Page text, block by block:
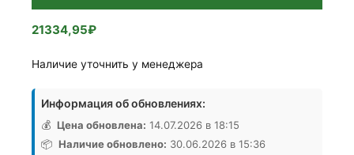
21334,95₽
Наличие уточнить у менеджера
Информация об обновлениях:
💰 Цена обновлена: 14.07.2026 в 18:15
📦 Наличие обновлено: 30.06.2026 в 15:36